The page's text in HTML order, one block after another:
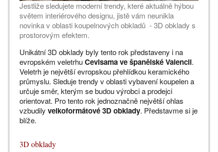
Jestliže sledujete moderní trendy, které aktuálně hýbou
světem interiérového designu, jistě vám neunikla
novinka v oblasti koupelnových obkladů - 3D obklady s
prostorovým efektem.
Unikátní 3D obklady byly tento rok představeny i na
evropském veletrhuCevisama ve španělské Valencii.
Veletrh je největší evropskou přehlídkou keramického
průmyslu. Sleduje trendy v oblasti vybavení koupelen a
určuje směr, kterým se budou výrobci a prodejci
orientovat. Pro tento rok jednoznačně největší ohlas
vzbudily velkoformátové 3D obklady. Představme si je
blíže.
3D obklady